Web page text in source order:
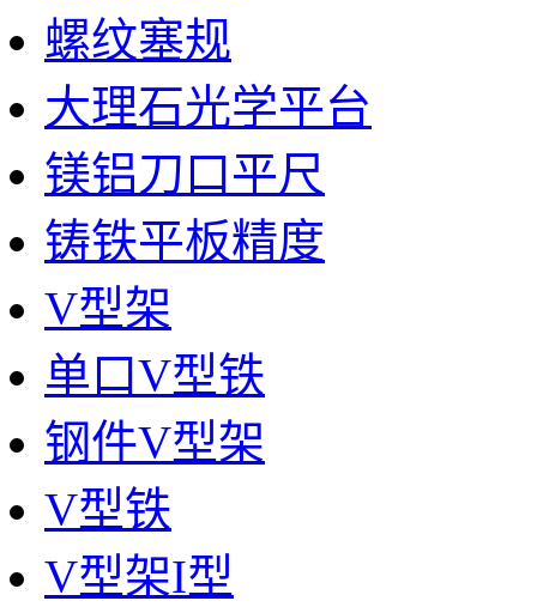
螺纹塞规
大理石光学平台
镁铝刀口平尺
铸铁平板精度
V型架
单口V型铁
钢件V型架
V型铁
V型架I型